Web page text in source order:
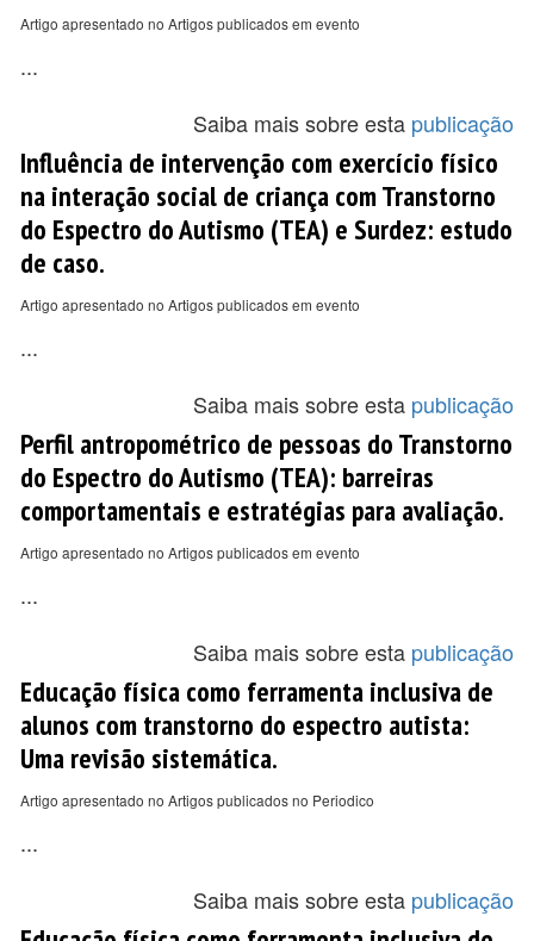
Artigo apresentado no Artigos publicados em evento
...
Saiba mais sobre esta publicação
Influência de intervenção com exercício físico
na interação social de criança com Transtorno
do Espectro do Autismo (TEA) e Surdez: estudo
de caso.
Artigo apresentado no Artigos publicados em evento
...
Saiba mais sobre esta publicação
Perfil antropométrico de pessoas do Transtorno
do Espectro do Autismo (TEA): barreiras
comportamentais e estratégias para avaliação.
Artigo apresentado no Artigos publicados em evento
...
Saiba mais sobre esta publicação
Educação física como ferramenta inclusiva de
alunos com transtorno do espectro autista:
Uma revisão sistemática.
Artigo apresentado no Artigos publicados no Periodico
...
Saiba mais sobre esta publicação